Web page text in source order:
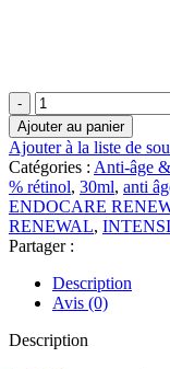
quantité
de
Cantabria
Labs
ENDOCARE
RENEWAL
Retinol
Intensive
Serum
|
30ml
Ajouter au panier
Ajouter à la liste de
Catégories : Anti-âge
% rétinol, 30ml, anti
ENDOCARE
RENEWAL,
Partager :
Description
Avis (0)
Description